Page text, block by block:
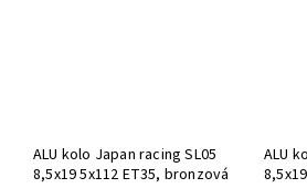
ALU kolo Japan racing SL05
8,5x19 5x112 ET35, bronzová
ALU